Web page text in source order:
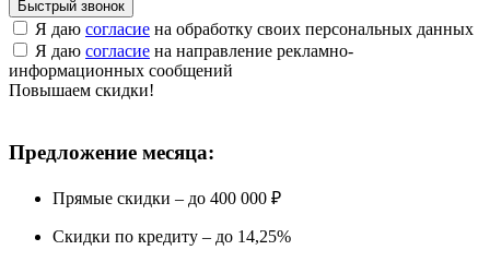
Быстрый звонок
Я даю согласие на обработку своих персональных данных
Я даю согласие на направление рекламно-
информационных сообщений
Повышаем скидки!
Предложение месяца:
Прямые скидки – до 400 000 ₽
Скидки по кредиту – до 14,25%